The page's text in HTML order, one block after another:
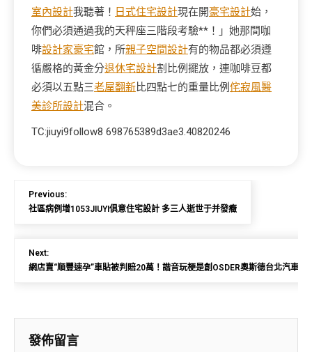
室內設計我聽著！ 日式住宅設計現在開豪宅設計始，
你們必須通過我的天秤座三階段考驗**！」她那間咖
啡設計家豪宅館，所親子空間設計有的物品都必須遵
循嚴格的黃金分退休宅設計割比例擺放，連咖啡豆都
必須以五點三老屋翻新比四點七的重量比例侘寂風醫
美診所設計混合。
TC:jiuyi9follow8 698765389d3ae3.40820246
Previous:
社區病例增1053JIUYI俱意住宅設計 多三人逝世于并發癥
Next:
網店賣“順豐速孕”車貼被判賠20萬！諧音玩梗是創OSDER奧斯德台北汽車意
發佈留言